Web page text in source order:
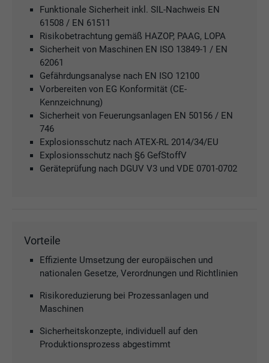
Funktionale Sicherheit inkl. SIL-Nachweis EN
61508 / EN 61511
Risikobetrachtung gemäß HAZOP, PAAG, LOPA
Sicherheit von Maschinen EN ISO 13849-1 / EN
62061
Gefährdungsanalyse nach EN ISO 12100
Vorbereiten von EG Konformität (CE-
Kennzeichnung)
Sicherheit von Feuerungsanlagen EN 50156 / EN
746
Explosionsschutz nach ATEX-RL 2014/34/EU
Explosionsschutz nach §6 GefStoffV
Geräteprüfung nach DGUV V3 und VDE 0701-0702
Vorteile
Effiziente Umsetzung der europäischen und
nationalen ­Gesetze, ­Verordnungen und Richtlinien
Risikoreduzierung bei Prozessanlagen und
Maschinen
Sicherheitskonzepte, individuell auf den
Produktionsprozess abgestimmt